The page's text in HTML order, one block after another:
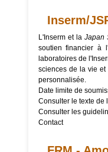
Inserm/
L'Inserm et la Japan
soutien financier à
laboratoires de
sciences de la vie
personnalisée.
Date limite de
Consulter le texte de
Consulter les
Contact